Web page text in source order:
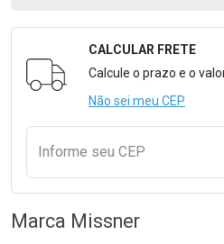
Formulário para
CALCULAR FRETE
Calcule o prazo e o
Não sei meu CEP
Informe seu CEP
Marca Missner